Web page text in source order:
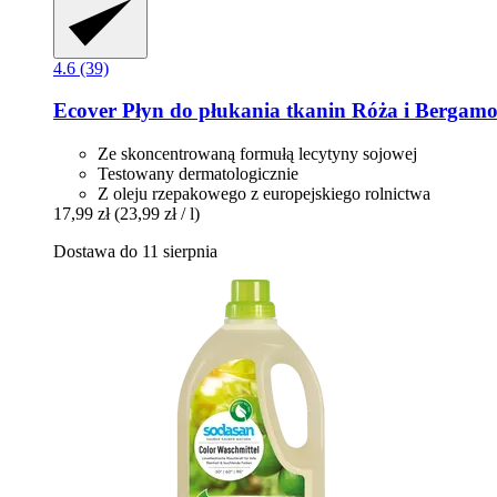
4.6 (39)
Ecover Płyn do płukania tkanin Róża i
Ze skoncentrowaną formułą lecytyny sojowej
Testowany dermatologicznie
Z oleju rzepakowego z europejskiego rolnictwa
17,99 zł (23,99 zł / l)
Dostawa do 11 sierpnia